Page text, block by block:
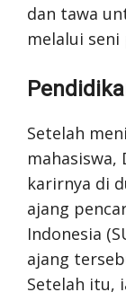
dan tawa
melalui
Setelah
karirnya di
ajang
Indonesia
ajang
Setelah itu,